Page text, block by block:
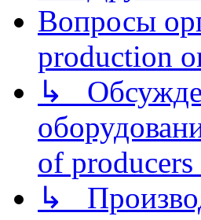
Вопросы
production
↳
of
↳